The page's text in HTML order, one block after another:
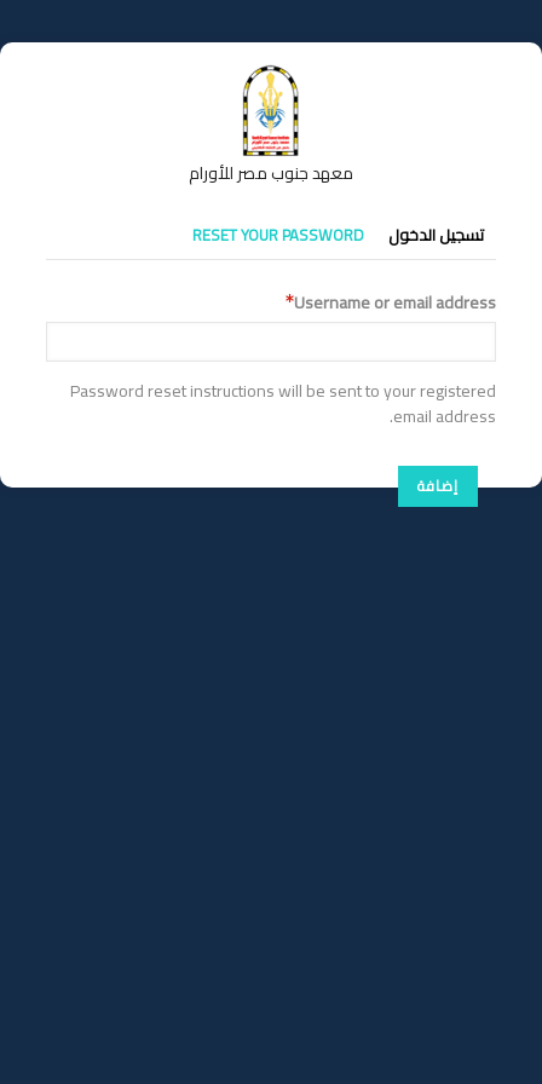
إلى
المحتوى
معهد جنوب مصر للأورام
التبويبات
الأساسية
تسجيل الدخول RESET YOUR PASSWORD
Username or email address
Password reset instructions will be sent to your registered
email address.